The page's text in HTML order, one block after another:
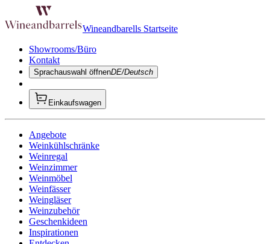
Wineandbarells Startseite
Showrooms/Büro
Kontakt
Sprachauswahl öffnenDE/Deutsch
Einkaufswagen
Angebote
Weinkühlschränke
Weinregal
Weinzimmer
Weinmöbel
Weinfässer
Weingläser
Weinzubehör
Geschenkideen
Inspirationen